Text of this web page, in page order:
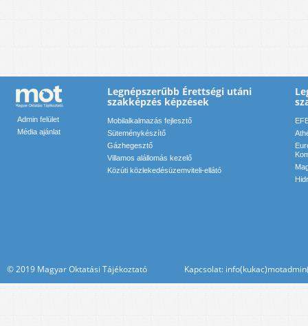
Admin felület
Média ajánlat
Legnépszerűbb Érettségi utáni
szakképzés képzések
Mobilalkalmazás fejlesztő
Süteménykészítő
Gázhegesztő
Villamos alállomás kezelő
Közúti közlekedésüzemviteli-ellátó
© 2019 Magyar Oktatási Tájékoztató Kapcsolat: